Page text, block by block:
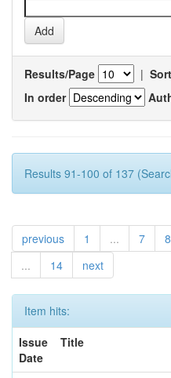
Results/Page |
In order
Results 91-100 of 137
previous 1 ... 7 8
...
14 next
Item hits:
Issue
Date
Title